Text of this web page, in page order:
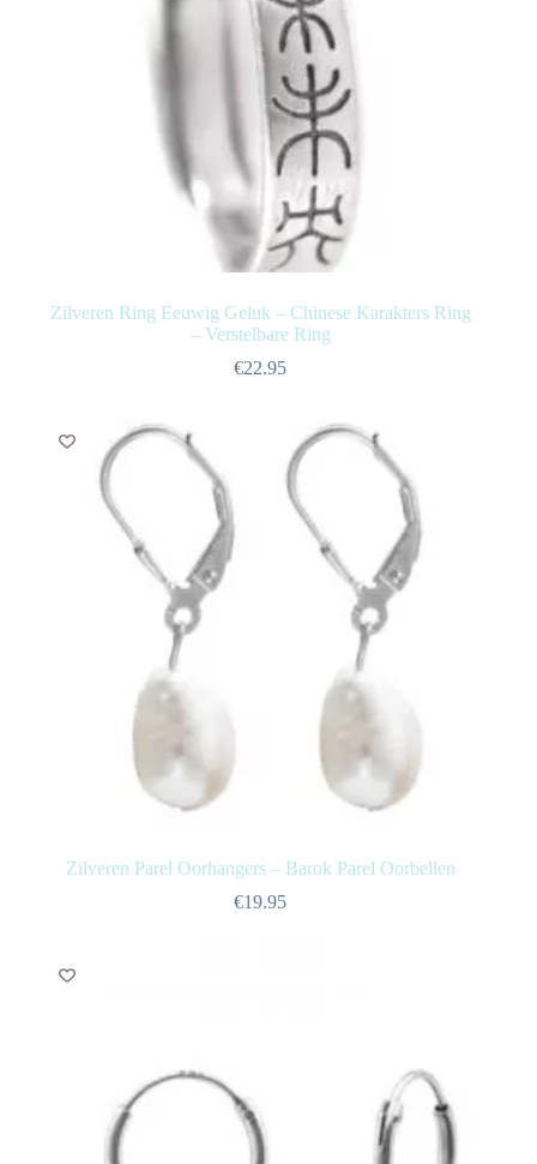
Zilveren Ring Eeuwig Geluk – Chinese Karakters Ring
– Verstelbare Ring
€22.95
Zilveren Parel Oorhangers – Barok Parel Oorbellen
€19.95